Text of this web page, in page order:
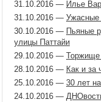
31.10.2016 — Илье
31.10.2016 —
30.10.2016 — Пьяные
улицы Паттайи
29.10.2016 — Торжище
28.10.2016 — Как и за
25.10.2016 — 30 лет
24.10.2016 —